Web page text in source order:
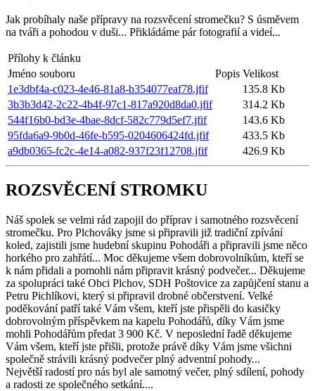
Jak probíhaly naše přípravy na rozsvěcení stromečku? S úsměvem
na tváři a pohodou v duši... Přikládáme pár fotografií a videí...
Přílohy k článku
Jméno souboru
Popis Velikost
1e3dbf4a-c023-4e46-81a8-b354077eaf78.jfif
135.8 Kb
3b3b3d42-2c22-4b4f-97c1-817a920d8da0.jfif
314.2 Kb
544f16b0-bd3e-4bae-8dcf-582c779d5ef7.jfif
143.6 Kb
95fda6a9-9b0d-46fe-b595-0204606424fd.jfif
433.5 Kb
a9db0365-fc2c-4e14-a082-937f23f12708.jfif
426.9 Kb
ROZSVĚCENÍ STROMKU
Náš spolek se velmi rád zapojil do příprav i samotného rozsvěcení
stromečku. Pro Plchováky jsme si připravili již tradiční zpívání
koled, zajistili jsme hudební skupinu Pohodáři a připravili jsme něco
horkého pro zahřátí... Moc děkujeme všem dobrovolníkům, kteří se
k nám přidali a pomohli nám připravit krásný podvečer... Děkujeme
za spolupráci také Obci Plchov, SDH Poštovice za zapůjčení stanu a
Petru Pichlíkovi, který si připravil drobné občerstvení. Velké
poděkování patří také Vám všem, kteří jste přispěli do kasičky
dobrovolným příspěvkem na kapelu Pohodářů, díky Vám jsme
mohli Pohodářům předat 3 900 Kč. V neposlední řadě děkujeme
Vám všem, kteří jste přišli, protože právě díky Vám jsme všichni
společně strávili krásný podvečer plný adventní pohody...
Největší radostí pro nás byl ale samotný večer, plný sdílení, pohody
a radosti ze společného setkání....